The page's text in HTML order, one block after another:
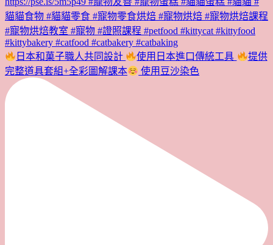
日本和菓子職人共同設計 使用日本進口傳統工具
提供
完整道具套組+全彩圖解課本
使用豆沙染色